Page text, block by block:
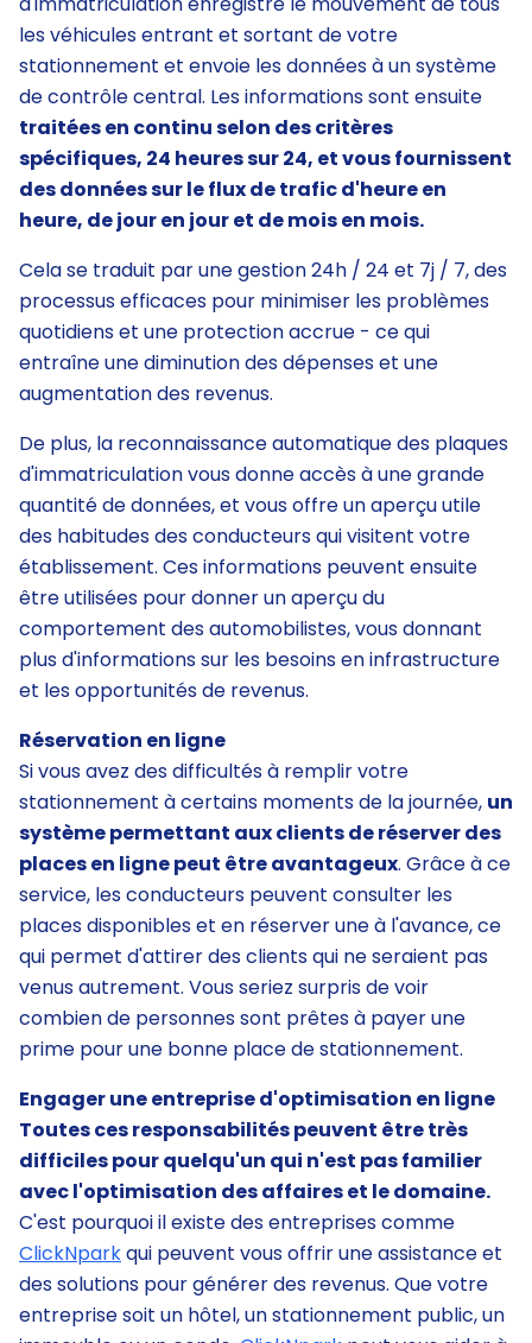
les véhicules entrant et sortant de votre
stationnement et envoie les données à un système
de contrôle central. Les informations sont ensuite
traitées en continu selon des critères
spécifiques, 24 heures sur 24, et vous fournissent
des données sur le flux de trafic d'heure en
heure, de jour en jour et de mois en mois.
Cela se traduit par une gestion 24h / 24 et 7j / 7, des
processus efficaces pour minimiser les problèmes
quotidiens et une protection accrue - ce qui
entraîne une diminution des dépenses et une
augmentation des revenus.
De plus, la reconnaissance automatique des plaques
d'immatriculation vous donne accès à une grande
quantité de données, et vous offre un aperçu utile
des habitudes des conducteurs qui visitent votre
établissement. Ces informations peuvent ensuite
être utilisées pour donner un aperçu du
comportement des automobilistes, vous donnant
plus d'informations sur les besoins en infrastructure
et les opportunités de revenus.
Réservation en ligne
Si vous avez des difficultés à remplir votre
stationnement à certains moments de la journée, un
système permettant aux clients de réserver des
places en ligne peut être avantageux. Grâce à ce
service, les conducteurs peuvent consulter les
places disponibles et en réserver une à l'avance, ce
qui permet d'attirer des clients qui ne seraient pas
venus autrement. Vous seriez surpris de voir
combien de personnes sont prêtes à payer une
prime pour une bonne place de stationnement.
Engager une entreprise d'optimisation en ligne
Toutes ces responsabilités peuvent être très
difficiles pour quelqu'un qui n'est pas familier
avec l'optimisation des affaires et le domaine.
C'est pourquoi il existe des entreprises comme
ClickNparkqui peuvent vous offrir une assistance et
des solutions pour générer des revenus. Que votre
entreprise soit un hôtel, un stationnement public, un